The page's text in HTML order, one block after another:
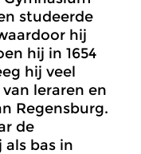
studeerde
hij
hij in 1654
hij veel
leraren en
Regensburg.
de
bas in